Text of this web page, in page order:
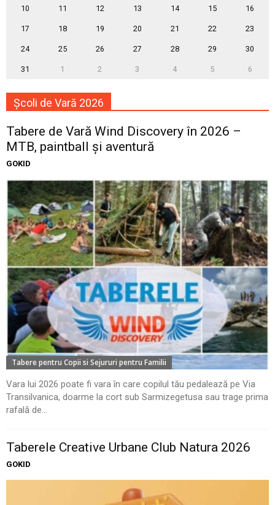
10 11 12 13 14 15 16
17 18 19 20 21 22 23
24 25 26 27 28 29 30
31 1 2 3 4 5 6
Școli de Vară 2026
Tabere de Vară Wind Discovery în 2026 –
MTB, paintball și aventură
GOKID
Tabere pentru Copii si Sejururi pentru Familii
Vara lui 2026 poate fi vara în care copilul tău pedalează pe Via
Transilvanica, doarme la cort sub Sarmizegetusa sau trage prima
rafală de...
Taberele Creative Urbane Club Natura 2026
GOKID